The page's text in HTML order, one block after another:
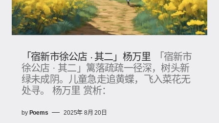
「宿新市徐公店 · 其二」杨万里
「宿新市
徐公店 · 其二」篱落疏疏一径深，树头新
绿未成阴。儿童急走追黄蝶，飞入菜花无
处寻。 杨万里 赏析：
by Poems 2025年 8月 20日